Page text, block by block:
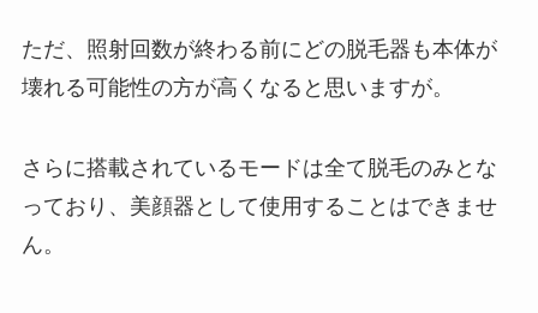
ただ、照射回数が終わる前にどの脱毛器も本体が
壊れる可能性の方が高くなると思いますが。
さらに搭載されているモードは全て脱毛のみとな
っており、美顔器として使用することはできませ
ん。